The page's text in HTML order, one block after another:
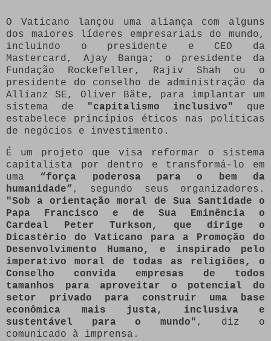
O Vaticano lançou uma aliança com alguns
dos maiores líderes empresariais do mundo,
incluindo o presidente e CEO da
Mastercard, Ajay Banga; o presidente da
Fundação Rockefeller, Rajiv Shah ou o
presidente do conselho de administração da
Allianz SE, Oliver Bäte, para implantar um
sistema de
"capitalismo inclusivo"
que
estabelece princípios éticos nas políticas
de negócios e investimento.
É um projeto que visa reformar o sistema
capitalista por dentro e transformá-lo em
uma “força poderosa para o bem da
humanidade” , segundo seus organizadores.
"Sob a orientação moral de Sua Santidade o
Papa Francisco e de Sua Eminência o
Cardeal Peter Turkson, que dirige o
Dicastério do Vaticano para a Promoção do
Desenvolvimento Humano, e inspirado pelo
imperativo moral de todas as religiões, o
Conselho convida empresas de todos
tamanhos para aproveitar o potencial do
setor privado para construir uma base
econômica mais justa, inclusiva e
sustentável para o mundo" , diz o
comunicado à imprensa.